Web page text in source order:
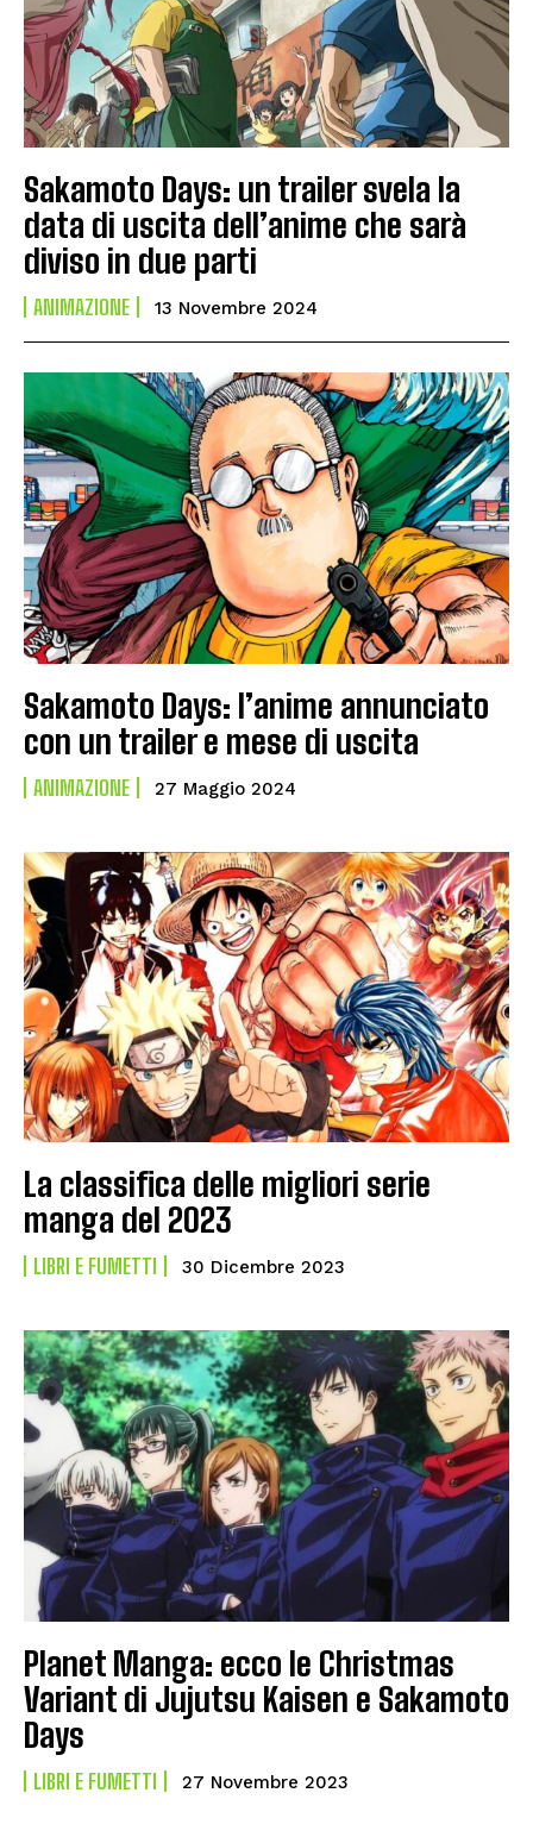
Sakamoto Days: un trailer svela la
data di uscita dell’anime che sarà
diviso in due parti
ANIMAZIONE 13 Novembre 2024
Sakamoto Days: l’anime annunciato
con un trailer e mese di uscita
ANIMAZIONE 27 Maggio 2024
La classifica delle migliori serie
manga del 2023
LIBRI E FUMETTI 30 Dicembre 2023
Planet Manga: ecco le Christmas
Variant di Jujutsu Kaisen e Sakamoto
Days
LIBRI E FUMETTI 27 Novembre 2023